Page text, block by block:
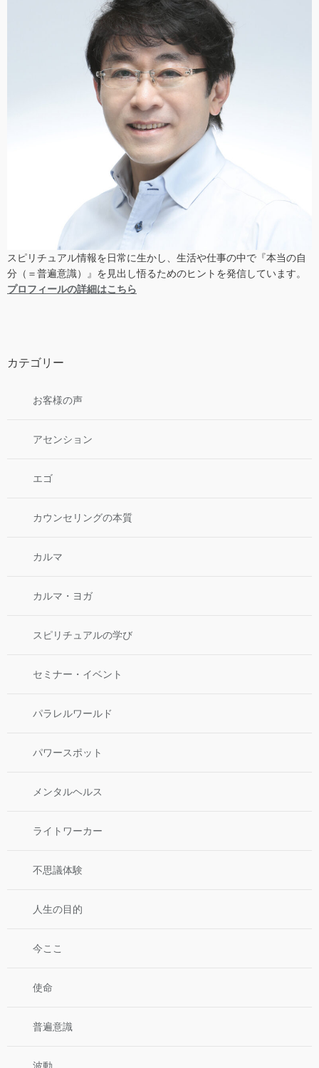
スピリチュアル情報を日常に生かし、生活や仕事の中で『本当の自
分（＝普遍意識）』を見出し悟るためのヒントを発信しています。
プロフィールの詳細はこちら
カテゴリー
お客様の声
アセンション
エゴ
カウンセリングの本質
カルマ
カルマ・ヨガ
スピリチュアルの学び
セミナー・イベント
パラレルワールド
パワースポット
メンタルヘルス
ライトワーカー
不思議体験
人生の目的
今ここ
使命
普遍意識